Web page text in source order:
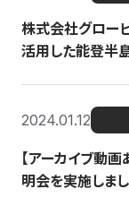
株式会社グロー
活用した能登半
2024.01.12
【アーカイブ動
明会を実施しまし